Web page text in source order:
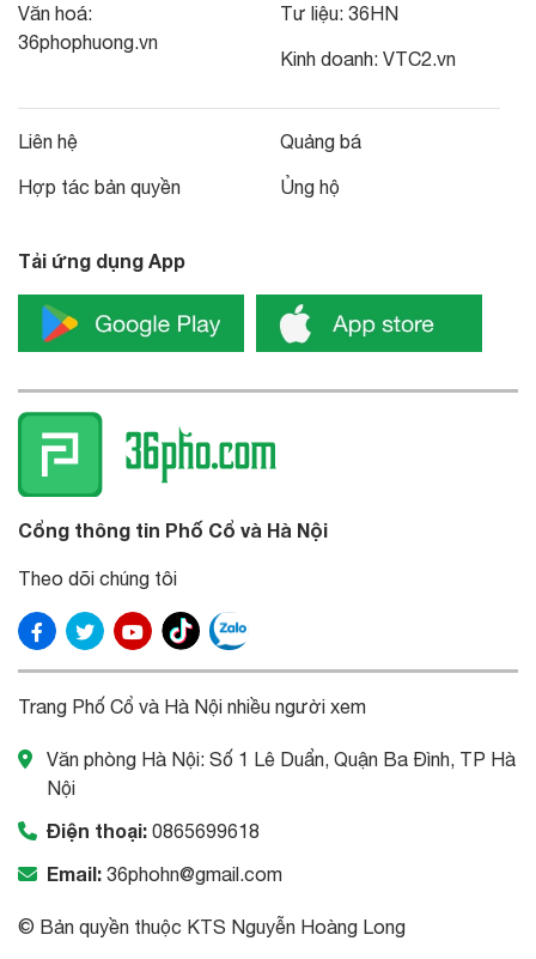
Văn hoá:
36phophuong.vn
Tư liệu: 36HN
Kinh doanh: VTC2.vn
Liên hệ
Hợp tác bản quyền
Quảng bá
Ủng hộ
Tải ứng dụng App
Cổng thông tin Phố Cổ và Hà Nội
Theo dõi chúng tôi
Trang Phố Cổ và Hà Nội nhiều người xem
Văn phòng Hà Nội: Số 1 Lê Duẩn, Quận Ba Đình, TP Hà
Nội
Điện thoại: 0865699618
Email: 36phohn@gmail.com
© Bản quyền thuộc KTS Nguyễn Hoàng Long